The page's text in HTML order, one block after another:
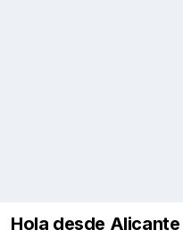
Hola desde Alicante